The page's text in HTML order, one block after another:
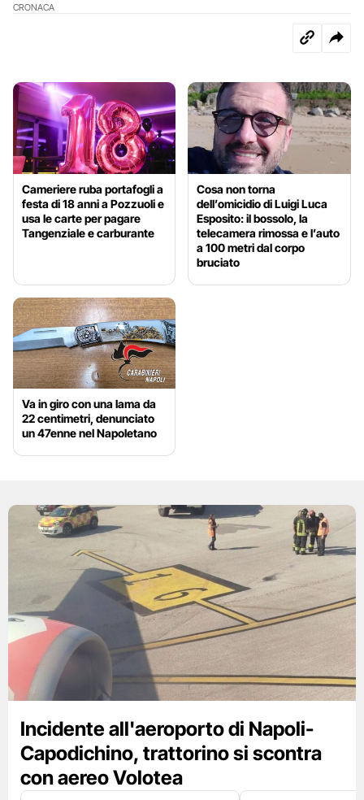
CRONACA
Cameriere ruba portafogli a
festa di 18 anni a Pozzuoli e
usa le carte per pagare
Tangenziale e carburante
Cosa non torna
dell’omicidio di Luigi Luca
Esposito: il bossolo, la
telecamera rimossa e l’auto
a 100 metri dal corpo
bruciato
Va in giro con una lama da
22 centimetri, denunciato
un 47enne nel Napoletano
Incidente all'aeroporto di Napoli-
Capodichino, trattorino si scontra
con aereo Volotea